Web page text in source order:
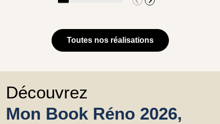
Toutes nos réalisations
Découvrez
Mon Book Réno 2026,